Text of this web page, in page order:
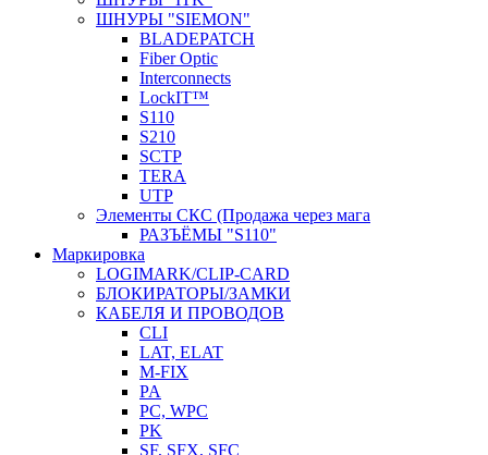
ШНУРЫ "SIEMON"
BLADEPATCH
Fiber Optic
Interconnects
LockIT™
S110
S210
SCTP
TERA
UTP
Элементы СКС (Продажа через мага
РАЗЪЁМЫ "S110"
Маркировка
LOGIMARK/CLIP-CARD
БЛОКИРАТОРЫ/ЗАМКИ
КАБЕЛЯ И ПРОВОДОВ
CLI
LAT, ELAT
M-FIX
PA
PC, WРС
PK
SF, SFX, SFC